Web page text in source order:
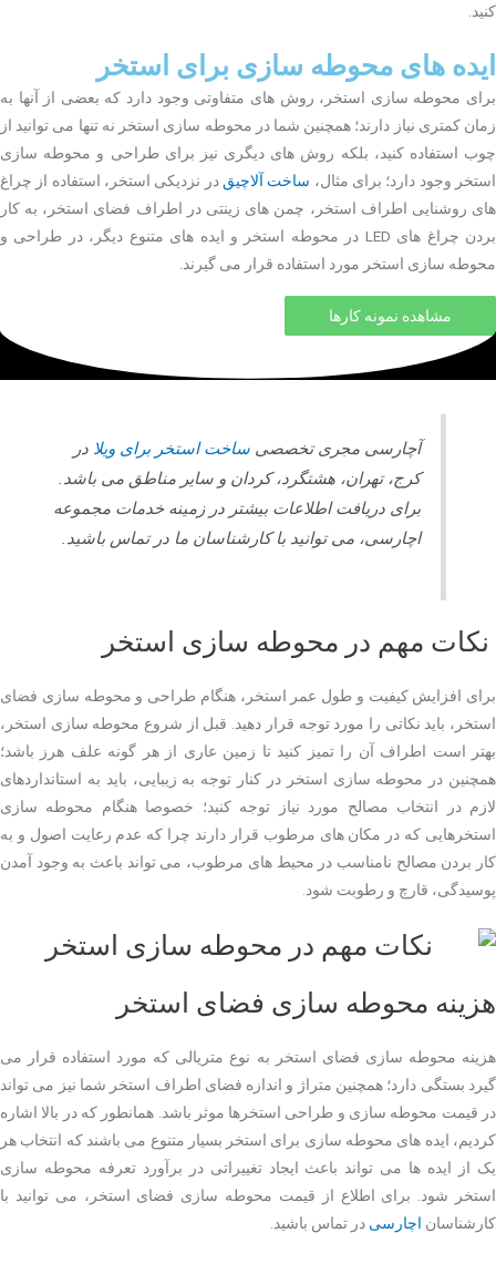
کنید.
ایده های محوطه سازی برای استخر
برای محوطه سازی استخر، روش های متفاوتی وجود دارد که بعضی از آنها به
زمان کمتری نیاز دارند؛ همچنین شما در محوطه سازی استخر نه تنها می توانید از
چوب استفاده کنید، بلکه روش های دیگری نیز برای طراحی و محوطه سازی
استخر وجود دارد؛ برای مثال، ساخت آلاچیقدر نزدیکی استخر، استفاده از چراغ
های روشنایی اطراف استخر، چمن های زینتی در اطراف فضای استخر، به کار
بردن چراغ های LED در محوطه استخر و ایده های متنوع دیگر، در طراحی و
محوطه سازی استخر مورد استفاده قرار می گیرند.
مشاهده نمونه کارها
آچارسی مجری تخصصیساخت استخر برای ویلا در
کرج، تهران، هشتگرد، کردان و سایر مناطق می باشد.
برای دریافت اطلاعات بیشتر در زمینه خدمات مجموعه
اچارسی، می توانید با کارشناسان ما در تماس باشید.
نکات مهم در محوطه سازی استخر
برای افزایش کیفیت و طول عمر استخر، هنگام طراحی و محوطه سازی فضای
استخر، باید نکاتی را مورد توجه قرار دهید. قبل از شروع محوطه سازی استخر،
بهتر است اطراف آن را تمیز کنید تا زمین عاری از هر گونه علف هرز باشد؛
همچنین در محوطه سازی استخر در کنار توجه به زیبایی، باید به استانداردهای
لازم در انتخاب مصالح مورد نیاز توجه کنید؛ خصوصا هنگام محوطه سازی
استخرهایی که در مکان های مرطوب قرار دارند چرا که عدم رعایت اصول و به
کار بردن مصالح نامناسب در محیط های مرطوب، می تواند باعث به وجود آمدن
پوسیدگی، قارچ و رطوبت شود.
هزینه محوطه سازی فضای استخر
هزینه محوطه سازی فضای استخر به نوع متریالی که مورد استفاده قرار می
گیرد بستگی دارد؛ همچنین متراژ و اندازه فضای اطراف استخر شما نیز می تواند
در قیمت محوطه سازی و طراحی استخرها موثر باشد. همانطور که در بالا اشاره
کردیم، ایده های محوطه سازی برای استخر بسیار متنوع می باشند که انتخاب هر
یک از ایده ها می تواند باعث ایجاد تغییراتی در برآورد تعرفه محوطه سازی
استخر شود. برای اطلاع از قیمت محوطه سازی فضای استخر، می توانید با
کارشناسان اچارسی در تماس باشید.